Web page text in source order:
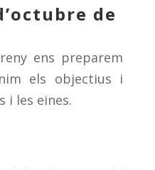
de
ens preparem
els objectius i
i les eines.